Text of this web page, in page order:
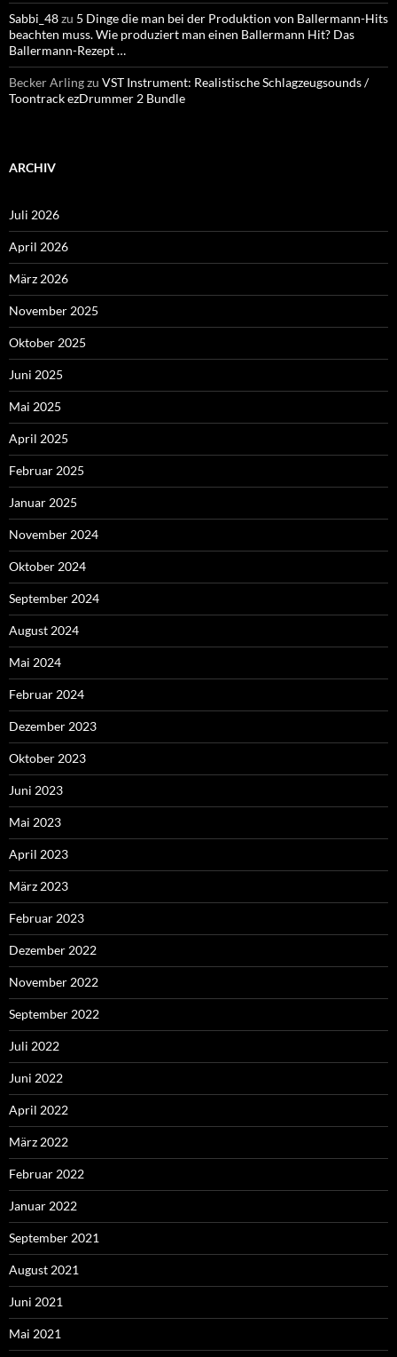
Sabbi_48zu 5 Dinge die man bei der Produktion von Ballermann-Hits
beachten muss. Wie produziert man einen Ballermann Hit? Das
Ballermann-Rezept …
Becker Arlingzu VST Instrument: Realistische Schlagzeugsounds /
Toontrack ezDrummer 2 Bundle
ARCHIV
Juli 2026
April 2026
März 2026
November 2025
Oktober 2025
Juni 2025
Mai 2025
April 2025
Februar 2025
Januar 2025
November 2024
Oktober 2024
September 2024
August 2024
Mai 2024
Februar 2024
Dezember 2023
Oktober 2023
Juni 2023
Mai 2023
April 2023
März 2023
Februar 2023
Dezember 2022
November 2022
September 2022
Juli 2022
Juni 2022
April 2022
März 2022
Februar 2022
Januar 2022
September 2021
August 2021
Juni 2021
Mai 2021